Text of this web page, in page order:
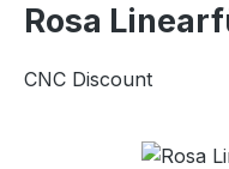
Rosa
CNC Discount
Bildergalerie